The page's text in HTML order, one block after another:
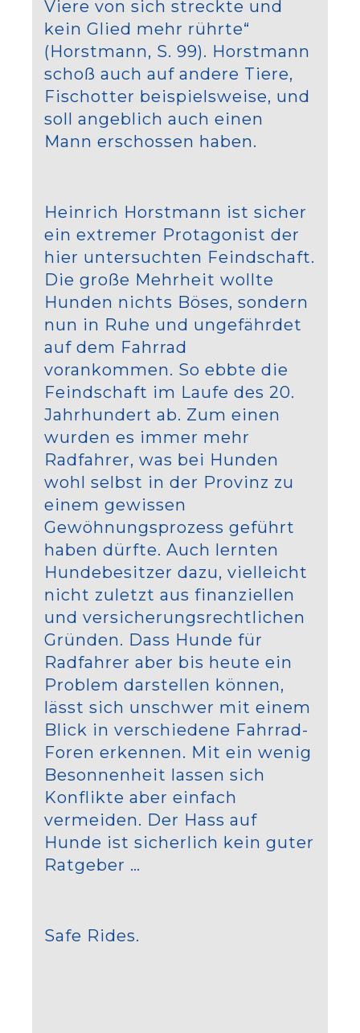
Viere von sich streckte und
kein Glied mehr rührte“
(Horstmann, S. 99). Horstmann
schoß auch auf andere Tiere,
Fischotter beispielsweise, und
soll angeblich auch einen
Mann erschossen haben.
Heinrich Horstmann ist sicher
ein extremer Protagonist der
hier untersuchten Feindschaft.
Die große Mehrheit wollte
Hunden nichts Böses, sondern
nun in Ruhe und ungefährdet
auf dem Fahrrad
vorankommen. So ebbte die
Feindschaft im Laufe des 20.
Jahrhundert ab. Zum einen
wurden es immer mehr
Radfahrer, was bei Hunden
wohl selbst in der Provinz zu
einem gewissen
Gewöhnungsprozess geführt
haben dürfte. Auch lernten
Hundebesitzer dazu, vielleicht
nicht zuletzt aus finanziellen
und versicherungsrechtlichen
Gründen. Dass Hunde für
Radfahrer aber bis heute ein
Problem darstellen können,
lässt sich unschwer mit einem
Blick in verschiedene Fahrrad-
Foren erkennen. Mit ein wenig
Besonnenheit lassen sich
Konflikte aber einfach
vermeiden. Der Hass auf
Hunde ist sicherlich kein guter
Ratgeber …
Safe Rides.